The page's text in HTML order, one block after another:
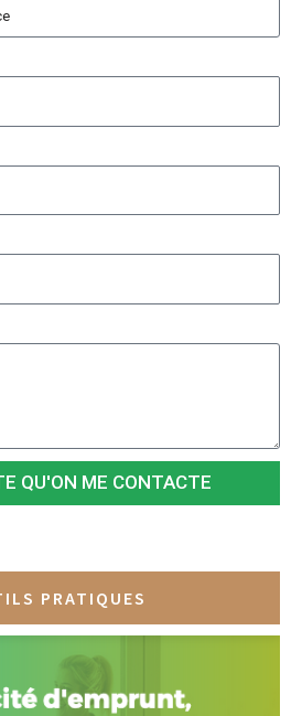
QU'ON ME CONTACTE
PRATIQUES